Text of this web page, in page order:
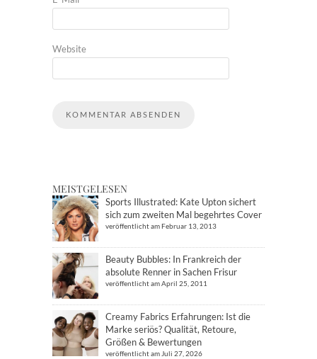
Website
MEISTGELESEN
Sports Illustrated: Kate Upton sichert
sich zum zweiten Mal begehrtes Cover
veröffentlicht am Februar 13, 2013
Beauty Bubbles: In Frankreich der
absolute Renner in Sachen Frisur
veröffentlicht am April 25, 2011
Creamy Fabrics Erfahrungen: Ist die
Marke seriös? Qualität, Retoure,
Größen & Bewertungen
veröffentlicht am Juli 27, 2026